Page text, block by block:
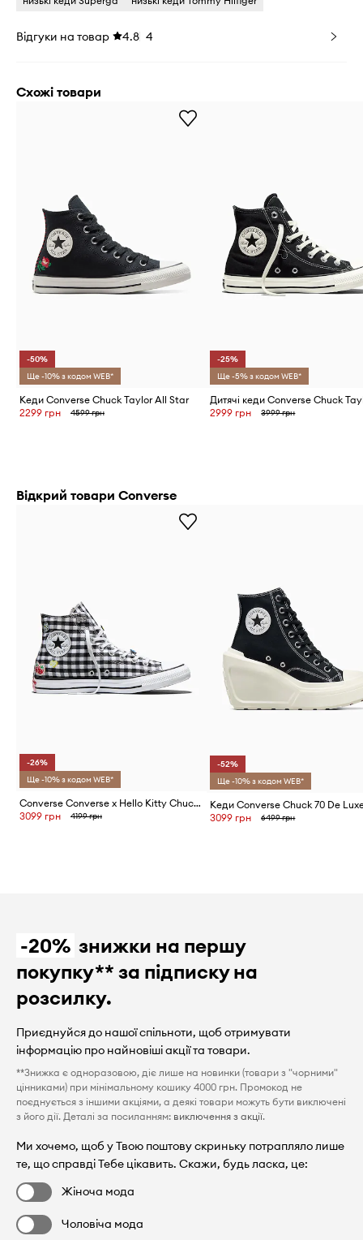
Відгуки на товар 4.8 4
Схожі товари
-50%
Ще -10% з кодом WEB*
Кеди Converse Chuck Taylor All Star
2299 грн
4599 грн
-25%
Ще -5% з кодом WEB*
2999 грн 3999 грн
Відкрий товари Converse
-26%
Ще -10% з кодом WEB*
Converse Converse x Hello Kitty Chuck Taylor All Star HI кеди жіночі
3099 грн
4199 грн
-52%
Ще -10% з кодом WEB*
3099 грн 6499 грн
-20% знижки на першу
покупку** за підписку на
розсилку.
Приєднуйся до нашої спільноти, щоб отримувати
інформацію про найновіші акції та товари.
**Знижка є одноразовою, діє лише на новинки (товари з "чорними"
цінниками) при мінімальному кошику 4000 грн. Промокод не
поєднується з іншими акціями, а деякі товари можуть бути виключені
з його дії. Деталі за посиланням: виключення з акції.
Ми хочемо, щоб у Твою поштову скриньку потрапляло лише
те, що справді Тебе цікавить. Скажи, будь ласка, це:
Жіноча мода
Чоловіча мода